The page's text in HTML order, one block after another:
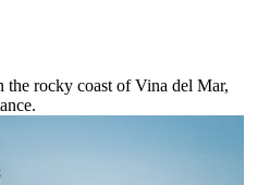
the rocky coast of Vina del Mar,